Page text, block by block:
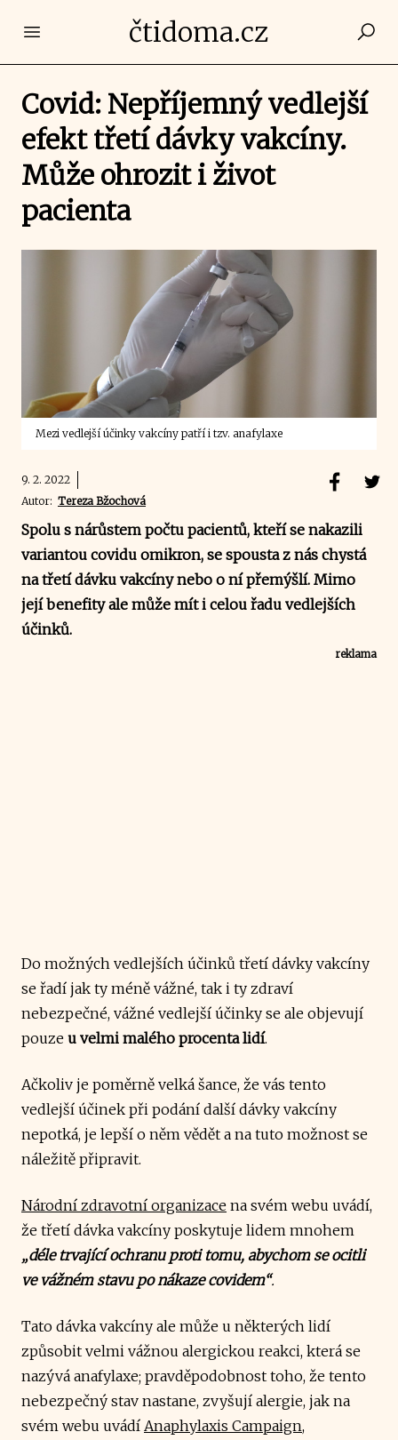
Open main menučtidoma.cz
Covid: Nepříjemný vedlejší
efekt třetí dávky vakcíny.
Může ohrozit i život
pacienta
Mezi vedlejší účinky vakcíny patří i tzv. anafylaxe
9. 2. 2022
Autor: Tereza Bžochová
Spolu s nárůstem počtu pacientů, kteří se nakazili
variantou covidu omikron, se spousta z nás chystá
na třetí dávku vakcíny nebo o ní přemýšlí. Mimo
její benefity ale může mít i celou řadu vedlejších
účinků.
reklama
Do možných vedlejších účinků třetí dávky vakcíny
se řadí jak ty méně vážné, tak i ty zdraví
nebezpečné, vážné vedlejší účinky se ale objevují
pouze u velmi malého procenta lidí.
Ačkoliv je poměrně velká šance, že vás tento
vedlejší účinek při podání další dávky vakcíny
nepotká, je lepší o něm vědět a na tuto možnost se
náležitě připravit.
Národní zdravotní organizace na svém webu uvádí,
že třetí dávka vakcíny poskytuje lidem mnohem
„déle trvající ochranu proti tomu, abychom se ocitli
ve vážném stavu po nákaze covidem“.
Tato dávka vakcíny ale může u některých lidí
způsobit velmi vážnou alergickou reakci, která se
nazývá anafylaxe; pravděpodobnost toho, že tento
nebezpečný stav nastane, zvyšují alergie, jak na
svém webu uvádí Anaphylaxis Campaign,